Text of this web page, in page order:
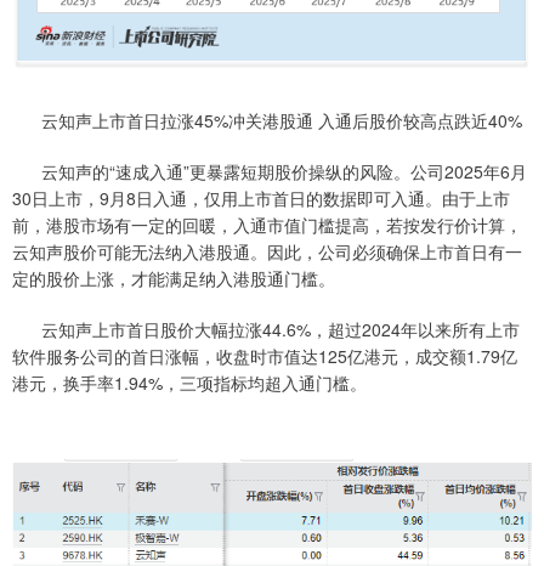
云知声上市首日拉涨45%冲关港股通 入通后股价较高点跌近40%
云知声的“速成入通”更暴露短期股价操纵的风险。公司2025年6月
30日上市，9月8日入通，仅用上市首日的数据即可入通。由于上市
前，港股市场有一定的回暖，入通市值门槛提高，若按发行价计算，
云知声股价可能无法纳入港股通。因此，公司必须确保上市首日有一
定的股价上涨，才能满足纳入港股通门槛。
云知声上市首日股价大幅拉涨44.6%，超过2024年以来所有上市
软件服务公司的首日涨幅，收盘时市值达125亿港元，成交额1.79亿
港元，换手率1.94%，三项指标均超入通门槛。